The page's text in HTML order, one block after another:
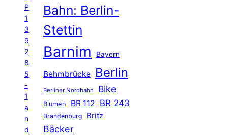
P
1
3
9
2
8
5
-
1
a
n
d
Bahn: Berlin-
Stettin
Barnim Bayern
Behmbrücke Berlin
Berliner Nordbahn Bike
Blumen BR 112 BR 243
Brandenburg Britz
Bäcker